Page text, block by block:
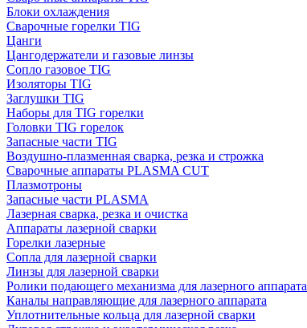
Блоки охлаждения
Сварочные горелки TIG
Цанги
Цангодержатели и газовые линзы
Сопло газовое TIG
Изоляторы TIG
Заглушки TIG
Наборы для TIG горелки
Головки TIG горелок
Запасные части TIG
Воздушно-плазменная сварка, резка и строжка
Сварочные аппараты PLASMA CUT
Плазмотроны
Запасные части PLASMA
Лазерная сварка, резка и очистка
Аппараты лазерной сварки
Горелки лазерные
Сопла для лазерной сварки
Линзы для лазерной сварки
Ролики подающего механизма для лазерного аппарата
Каналы направляющие для лазерного аппарата
Уплотнительные кольца для лазерной сварки